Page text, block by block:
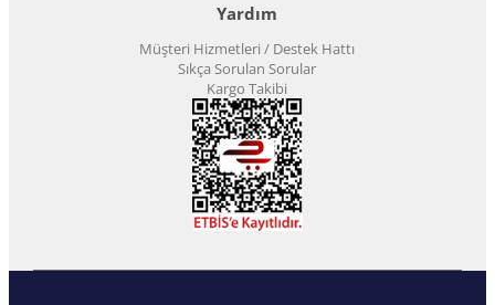
Yardım
Müşteri Hizmetleri / Destek Hattı
Sıkça Sorulan Sorular
Kargo Takibi